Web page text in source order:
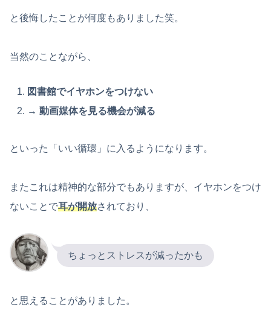
と後悔したことが何度もありました笑。
当然のことながら、
図書館でイヤホンをつけない
→ 動画媒体を見る機会が減る
といった「いい循環」に入るようになります。
またこれは精神的な部分でもありますが、イヤホンをつけ
ないことで耳が開放されており、
ちょっとストレスが減ったかも
と思えることがありました。